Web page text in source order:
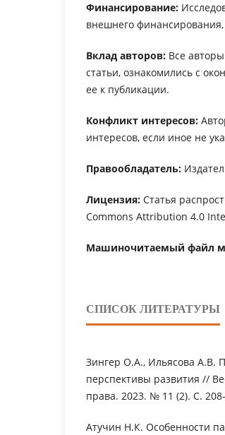
Финансирование:
внешнего
Вклад авторов: Все
статьи, ознакомились с
ее к публикации.
Конфликт интересов:
интересов, если иное не
Правообладатель:
Лицензия: Статья
Commons Attribution 4.0
Машиночитаемый файл
СПИСОК ЛИТЕРАТУРЫ
Зингер О.А., Ильясова А.В.
перспективы развития //
права. 2023. № 11 (2). С.
Атучин Н.К. Особенности